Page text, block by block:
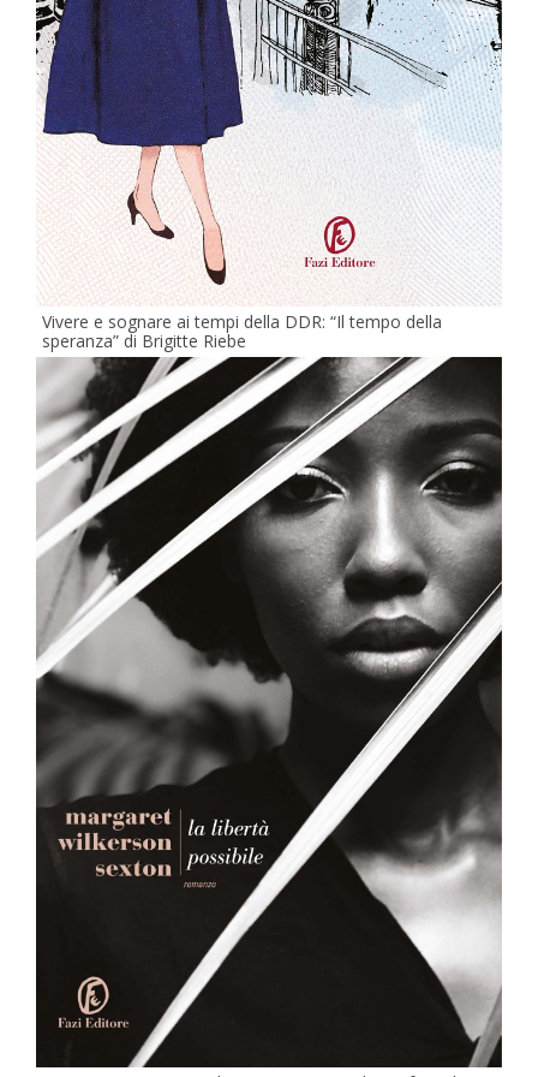
Vivere e sognare ai tempi della DDR: “Il tempo della
speranza” di Brigitte Riebe